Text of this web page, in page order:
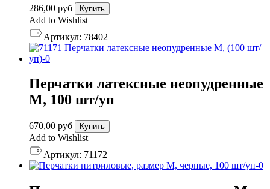
286,00 руб Купить
Add to Wishlist
Артикул: 78402
Перчатки латексные неопудренные
M, 100 шт/уп
670,00 руб Купить
Add to Wishlist
Артикул: 71172